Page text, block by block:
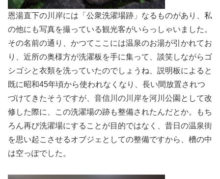
恩湯直下の川岸には「公衆洗濯場跡」なるものがあり、私
の他にも写真を撮っている観光客がいらっしゃいました。
その名前の通り、かつてここには温泉のお湯が引かれてお
り、近所の奥様方が洗濯板を手に集って、談笑しながらゴ
シゴシと衣類を洗っていたのでしょうね、説明板によると
既に昭和45年頃から使われなくなり、長い間放置されつ
づけてきたそうですが、音信川の川岸を河川公園として改
修した際に、この洗濯場の跡も整備されたんだとか。もち
ろん再び洗濯場にすることが目的ではなく、昔日の温泉街
を思い起こさせるオブジェとしての整備ですから、槽の中
は空っぽでした。